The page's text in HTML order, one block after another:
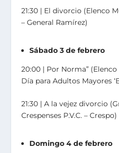
21:30 ǀ El divorcio (Elenco
– General Ramírez)
Sábado 3 de febrero
20:00 ǀ Por Norma”
Día para Adultos Mayores
21:30 ǀ A la vejez divorcio
Crespenses P.V.C. – Crespo)
Domingo 4 de febrero